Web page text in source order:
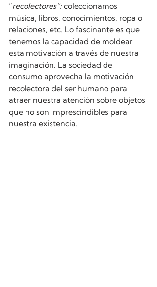
“recolectores”: coleccionamos
música, libros, conocimientos, ropa o
relaciones, etc. Lo fascinante es que
tenemos la capacidad de moldear
esta motivación a través de nuestra
imaginación. La sociedad de
consumo aprovecha la motivación
recolectora del ser humano para
atraer nuestra atención sobre objetos
que no son imprescindibles para
nuestra existencia.